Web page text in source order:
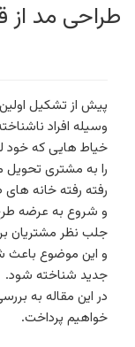
طراحی مد از
پیش از تشکیل اولین
وسیله افراد
خیاط هایی که خود
را به مشتری تحویل
رفته رفته خانه های
و شروع به عرضه
جلب نظر مشتریان
و این موضوع باعث
جدید شناخته شود.
در این مقاله به
خواهیم پرداخت.